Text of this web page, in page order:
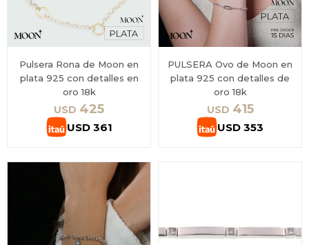
Pulsera Rona de Moon en
plata 925 con detalles en
oro 18k
USD 425
USD 361
PULSERA Ovo de Moon en
plata 925 con detalles de
oro 18k
USD 415
USD 353